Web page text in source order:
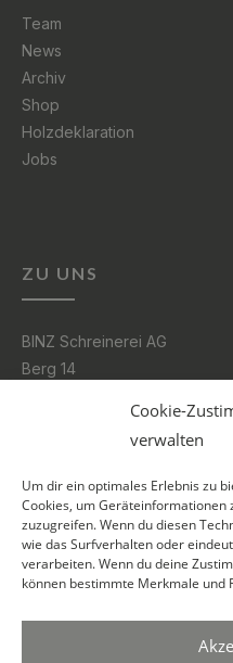
Cookie-
verwalten
Um dir ein optimales Erlebnis zu
Cookies, um
zuzugreifen. Wenn du diesen
wie das Surfverhalten oder
verarbeiten. Wenn du deine
können bestimmte Merkmale und
Team
News
Archiv
Shop
Holzdeklaration
Jobs
ZU UNS
BINZ Schreinerei AG
Berg 14
info@binz.swiss
SOCIAL